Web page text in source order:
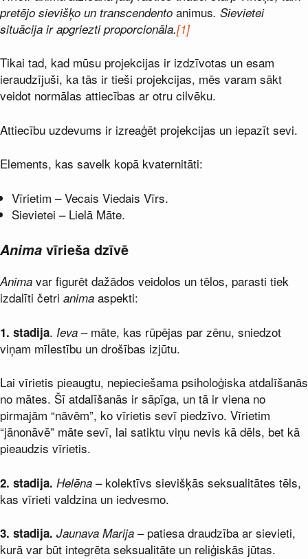
pretējo sievišķo un transcendento animus. Sievietei
situācija ir apgriezti proporcionāla.[1]
Tikai tad, kad mūsu projekcijas ir izdzīvotas un esam
ieraudzījuši, ka tās ir tieši projekcijas, mēs varam sākt
veidot normālas attiecības ar otru cilvēku.
Attiecību uzdevums ir izreaģēt projekcijas un iepazīt sevi.
Elements, kas savelk kopā kvaternitāti:
Vīrietim – Vecais Viedais Vīrs.
Sievietei – Lielā Māte.
Anima vīrieša dzīvē
Anima var figurēt dažādos veidolos un tēlos, parasti tiek
izdalīti četri anima aspekti:
1. stadija. Ieva – māte, kas rūpējas par zēnu, sniedzot
viņam mīlestību un drošības izjūtu.
Lai vīrietis pieaugtu, nepieciešama psiholoģiska atdalīšanās
no mātes. Šī atdalīšanās ir sāpīga, un tā ir viena no
pirmajām “nāvēm”, ko vīrietis sevī piedzīvo. Vīrietim
“jānonāvē” māte sevī, lai satiktu viņu nevis kā dēls, bet kā
pieaudzis vīrietis.
2. stadija. Helēna – kolektīvs sievišķās seksualitātes tēls,
kas vīrieti valdzina un iedvesmo.
3. stadija. Jaunava Marija – patiesa draudzība ar sievieti,
kurā var būt integrēta seksualitāte un reliģiskās jūtas.